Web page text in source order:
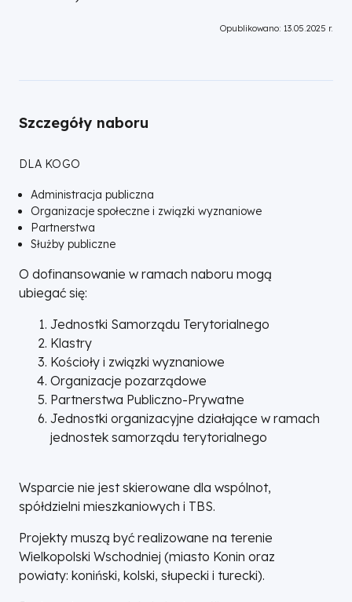
Opublikowano: 13.05.2025 r.
Szczegóły naboru
DLA KOGO
Administracja publiczna
Organizacje społeczne i związki wyznaniowe
Partnerstwa
Służby publiczne
O dofinansowanie w ramach naboru mogą
ubiegać się:
Jednostki Samorządu Terytorialnego
Klastry
Kościoły i związki wyznaniowe
Organizacje pozarządowe
Partnerstwa Publiczno-Prywatne
Jednostki organizacyjne działające w ramach
jednostek samorządu terytorialnego
Wsparcie nie jest skierowane dla wspólnot,
spółdzielni mieszkaniowych i TBS.
Projekty muszą być realizowane na terenie
Wielkopolski Wschodniej (miasto Konin oraz
powiaty: koniński, kolski, słupecki i turecki).